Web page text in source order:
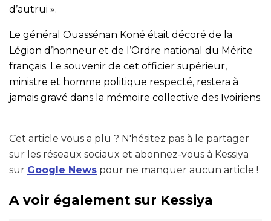
d’autrui ».
Le général Ouassénan Koné était décoré de la
Légion d’honneur et de l’Ordre national du Mérite
français. Le souvenir de cet officier supérieur,
ministre et homme politique respecté, restera à
jamais gravé dans la mémoire collective des Ivoiriens.
Cet article vous a plu ? N'hésitez pas à le partager
sur les réseaux sociaux et abonnez-vous à Kessiya
sur Google News pour ne manquer aucun article !
A voir également sur Kessiya